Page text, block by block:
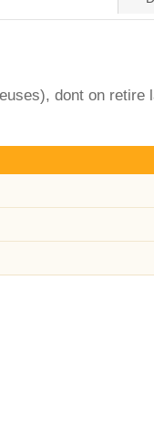
dont on retire